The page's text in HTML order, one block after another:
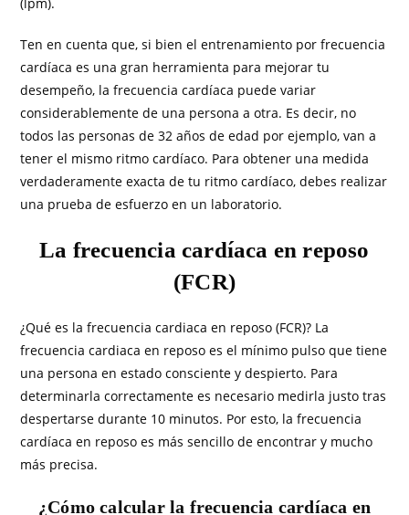
Ten en cuenta que, si bien el entrenamiento por frecuencia
cardíaca es una gran herramienta para mejorar tu
desempeño, la frecuencia cardíaca puede variar
considerablemente de una persona a otra. Es decir, no
todos las personas de 32 años de edad por ejemplo, van a
tener el mismo ritmo cardíaco. Para obtener una medida
verdaderamente exacta de tu ritmo cardíaco, debes realizar
una prueba de esfuerzo en un laboratorio.
La frecuencia cardíaca en reposo
(FCR)
¿Qué es la frecuencia cardiaca en reposo (FCR)? La
frecuencia cardiaca en reposo es el mínimo pulso que tiene
una persona en estado consciente y despierto. Para
determinarla correctamente es necesario medirla justo tras
despertarse durante 10 minutos. Por esto, la frecuencia
cardíaca en reposo es más sencillo de encontrar y mucho
más precisa.
¿Cómo calcular la frecuencia cardíaca en